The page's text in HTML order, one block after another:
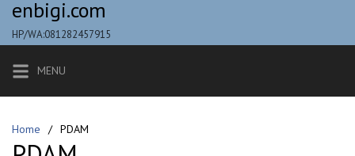
Skip
content
enbigi.com
HP/WA:081282457915
MENU
Home PDAM